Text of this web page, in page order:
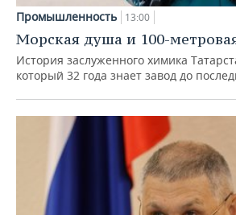
Промышленность 13:00
Морская душа и 100-
История заслуженного химика
который 32 года знает завод до